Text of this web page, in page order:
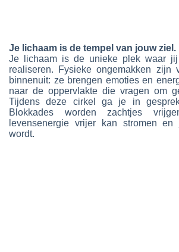
Je lichaam is de tempel van jouw
Je lichaam is de unieke plek waar
realiseren. Fysieke ongemakken zijn
binnenuit: ze brengen emoties en
naar de oppervlakte die vragen om
Tijdens deze cirkel ga je in
Blokkades worden zachtjes
levensenergie vrijer kan stromen
wordt.